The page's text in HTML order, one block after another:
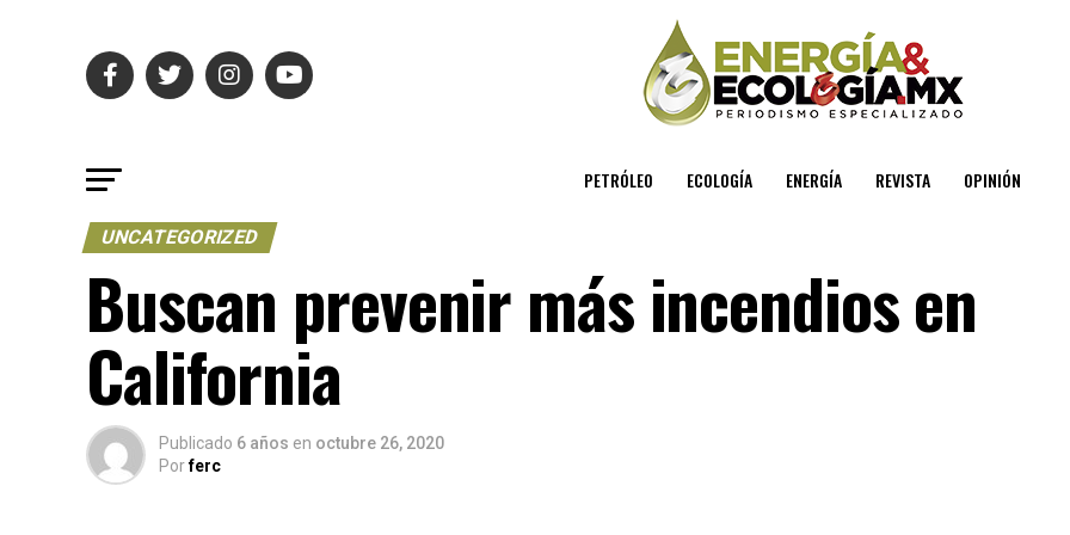
PETRÓLEO ECOLOGÍA ENERGÍA REVISTA OPINIÓN
UNCATEGORIZED
Buscan prevenir más incendios en
California
Publicado 6 años en octubre 26, 2020
Porferc